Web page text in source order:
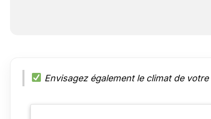
Envisagez également le climat de